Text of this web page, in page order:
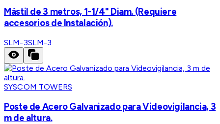
Mástil de 3 metros, 1-1/4" Diam. (Requiere
accesorios de Instalación).
SLM-3SLM-3
SYSCOM TOWERS
Poste de Acero Galvanizado para Videovigilancia, 3
m de altura.